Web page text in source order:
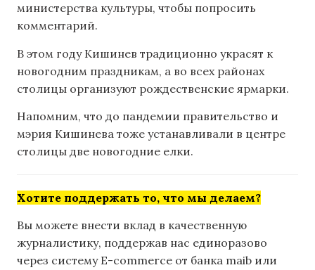
министерства культуры, чтобы попросить
комментарий.
В этом году Кишинев традиционно украсят к
новогодним праздникам, а во всех районах
столицы организуют рождественские ярмарки.
Напомним, что до пандемии правительство и
мэрия Кишинева тоже устанавливали в центре
столицы две новогодние елки.
Хотите поддержать то, что мы делаем?
Вы можете внести вклад в качественную
журналистику, поддержав нас единоразово
через систему E-commerce от банка maib или